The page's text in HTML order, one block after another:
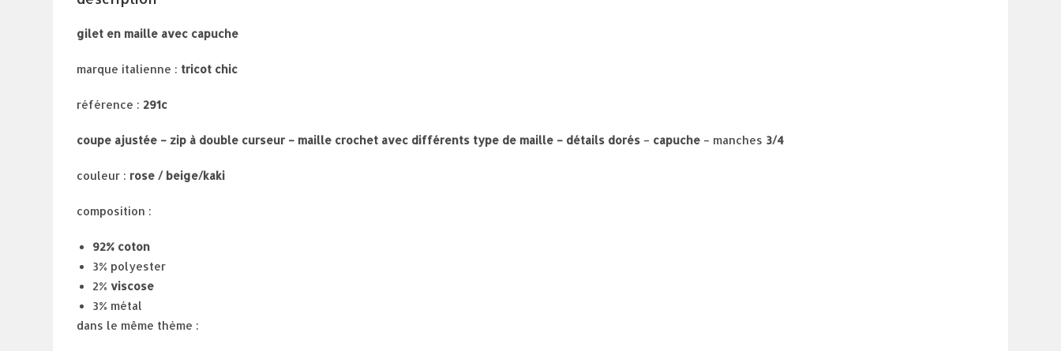
gilet en maille avec capuche
marque italienne : tricot chic
référence : 291c
coupe ajustée – zip à double curseur – maille crochet avec différents type de maille – détails dorés – capuche – manches 3/4
couleur : rose / beige/kaki
composition :
92% coton
3% polyester
2% viscose
3% métal
dans le même thème :